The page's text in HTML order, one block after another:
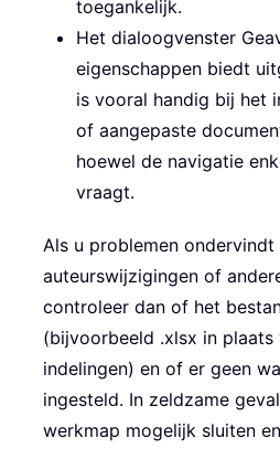
toegankelijk.
Het dialoogvenster
eigenschappen biedt
is vooral handig bij het
of aangepaste
hoewel de navigatie
vraagt.
Als u problemen
auteurswijzigingen of
controleer dan of het
(bijvoorbeeld .xlsx in plaats
indelingen) en of er geen
ingesteld. In zeldzame
werkmap mogelijk sluiten